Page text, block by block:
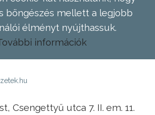
böngészés mellett a legjobb
élményt nyújthassuk.
információk
Csengettyű utca 7. II. em. 11.